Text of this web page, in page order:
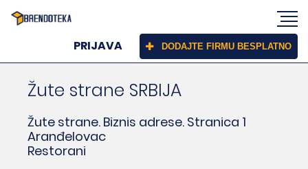
PRIJAVA DODAJTE FIRMU BESPLATNO
Žute strane SRBIJA
Žute strane. Biznis adrese. Stranica 1
Aranđelovac
Restorani